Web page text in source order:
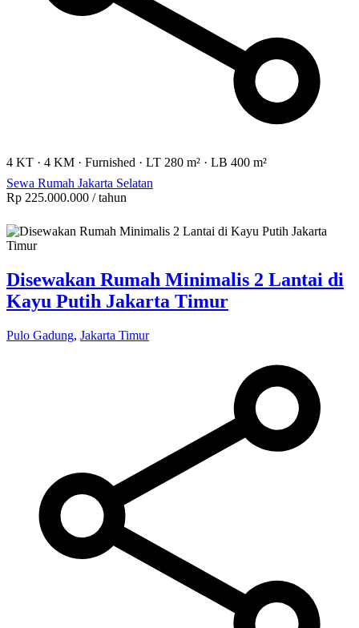
4 KT · 4 KM · Furnished · LT 280 m² · LB 400 m²
Sewa Rumah Jakarta Selatan
Rp 225.000.000 / tahun
Disewakan Rumah Minimalis 2 Lantai di
Kayu Putih Jakarta Timur
Pulo Gadung, Jakarta Timur